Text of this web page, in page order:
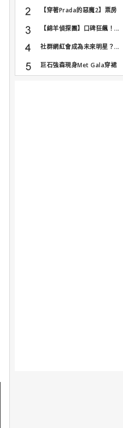
【穿著Prada的惡魔2】票房
【綿羊偵探團】口碑狂飆！...
社群網紅會成為未來明星？...
巨石強森現身Met Gala穿裙
子...